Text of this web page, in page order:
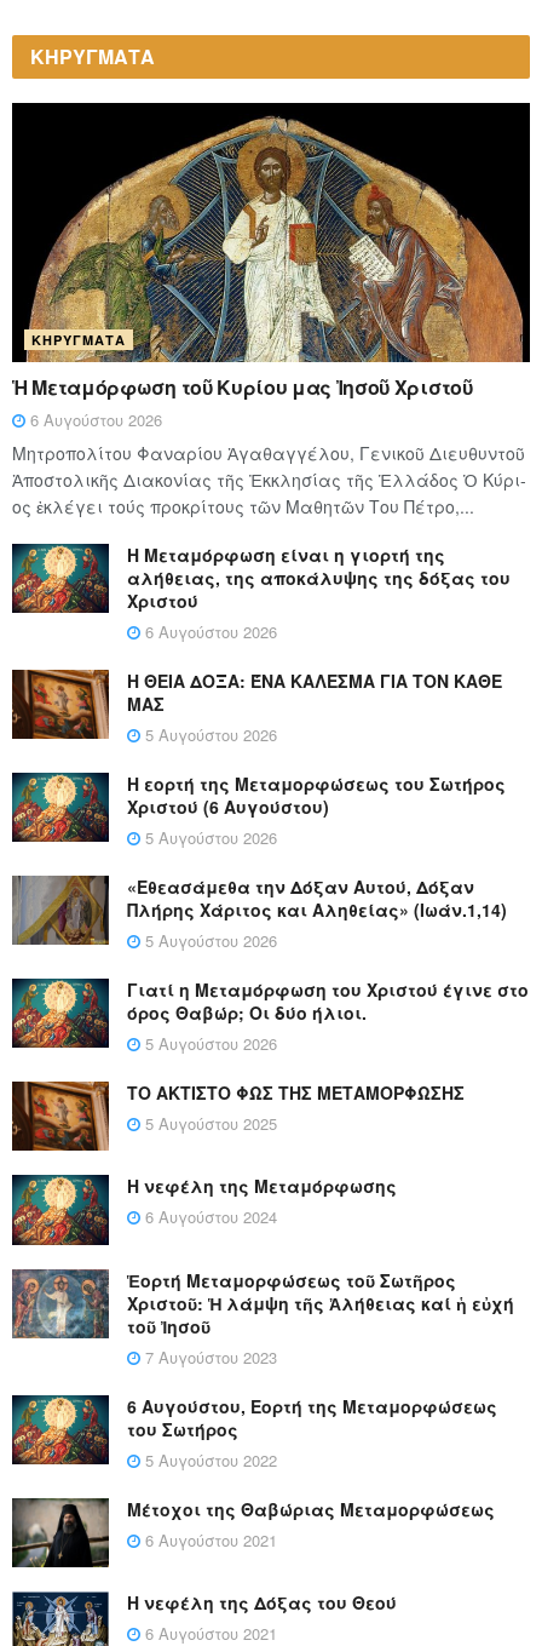
ΚΗΡΥΓΜΑΤΑ
ΚΗΡΎΓΜΑΤΑ
Ἡ Μεταμόρφωση τοῦ Κυρίου μας Ἰησοῦ Χριστοῦ
6 Αυγούστου 2026
Μητροπολίτου Φαναρίου Ἀγαθαγγέλου, Γενικοῦ Διευθυντοῦ
Ἀποστολικῆς Διακονίας τῆς Ἐκκλησίας τῆς Ἑλλάδος Ὁ Κύ­ρι­
ος ἐκλέγει τούς προ­κρί­τους τῶν Μα­θη­τῶν Του Πέ­τρο,...
Η Μεταμόρφωση είναι η γιορτή της
αλήθειας, της αποκάλυψης της δόξας του
Χριστού
6 Αυγούστου 2026
Η ΘΕΙΑ ΔΟΞΑ: ΈΝΑ ΚΑΛΕΣΜΑ ΓΙΑ ΤΟΝ ΚΑΘΕ
ΜΑΣ
5 Αυγούστου 2026
Η εορτή της Μεταμορφώσεως του Σωτήρος
Χριστού (6 Αυγούστου)
5 Αυγούστου 2026
«Εθεασάμεθα την Δόξαν Αυτού, Δόξαν
Πλήρης Χάριτος και Αληθείας» (Ιωάν.1,14)
5 Αυγούστου 2026
Γιατί η Μεταμόρφωση του Χριστού έγινε στο
όρος Θαβώρ; Οι δύο ήλιοι.
5 Αυγούστου 2026
ΤΟ ΑΚΤΙΣΤΟ ΦΩΣ ΤΗΣ ΜΕΤΑΜΟΡΦΩΣΗΣ
5 Αυγούστου 2025
Η νεφέλη της Μεταμόρφωσης
6 Αυγούστου 2024
Ἑορτή Μεταμορφώσεως τοῦ Σωτῆρος
Χριστοῦ: Ἡ λάμψη τῆς Ἀλήθειας καί ἡ εὐχή
τοῦ Ἰησοῦ
7 Αυγούστου 2023
6 Αυγούστου, Εορτή της Μεταμορφώσεως
του Σωτήρος
5 Αυγούστου 2022
Μέτοχοι της Θαβώριας Μεταμορφώσεως
6 Αυγούστου 2021
Η νεφέλη της Δόξας του Θεού
6 Αυγούστου 2021